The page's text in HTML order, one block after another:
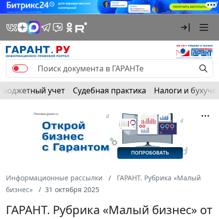
Бюджетный учет Судебная практика Налоги и
Информационные рассылки
ГАРАНТ. Рубрика «Малый
бизнес»
31 октября 2025
ГАРАНТ. Рубрика «Малый бизнес» от